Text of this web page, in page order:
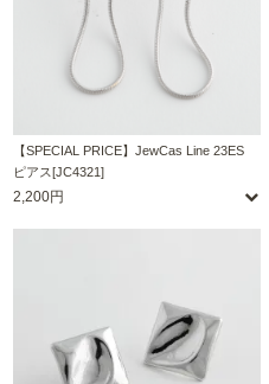
【SPECIAL PRICE】JewCas Line 23ES
ピアス[JC4321]
2,200円